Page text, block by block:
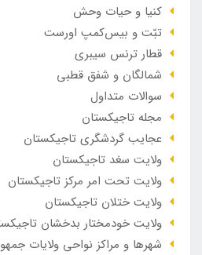
کنیا و حیات وحش
تبّت و بیس‌کمپ اورست
قطار ترنس سیبری
شمالگان و شفق قطبی
سوالات متداول
مجله تاجیکستان
عجایب گردشگری تاجیکستان
ولایت سغد تاجیکستان
ولایت تحت امر مرکز تاجیکستان
ولایت ختلان تاجیکستان
ولایت خودمختار بدخشان
شهرها و مراکز نواحی ولایات